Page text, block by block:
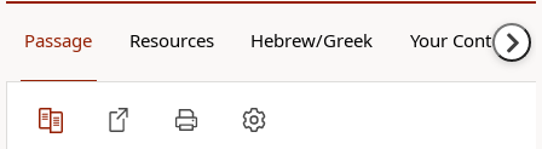
Passage Resources Hebrew/Greek Your Content